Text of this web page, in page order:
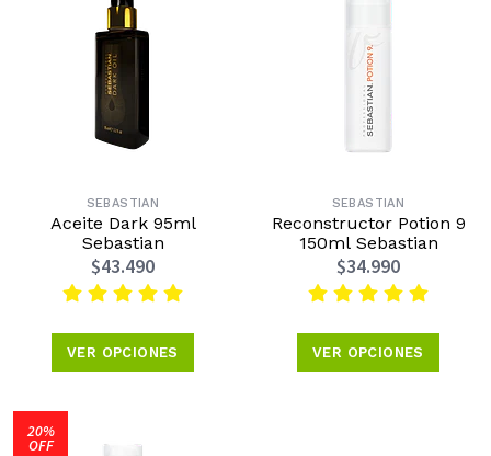
SEBASTIAN
Aceite Dark 95ml
Sebastian
$43.490
VER OPCIONES
SEBASTIAN
Reconstructor Potion 9
150ml Sebastian
$34.990
VER OPCIONES
20%
OFF